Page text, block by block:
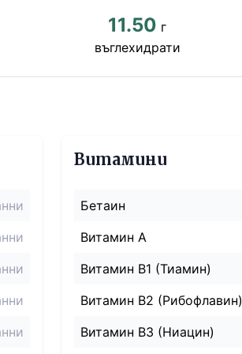
11.50 г
въглехидрати
Витамини
Бетаин
Витамин A
Витамин B1 (Тиамин)
Витамин B2 (Рибофлавин)
Витамин B3 (Ниацин)